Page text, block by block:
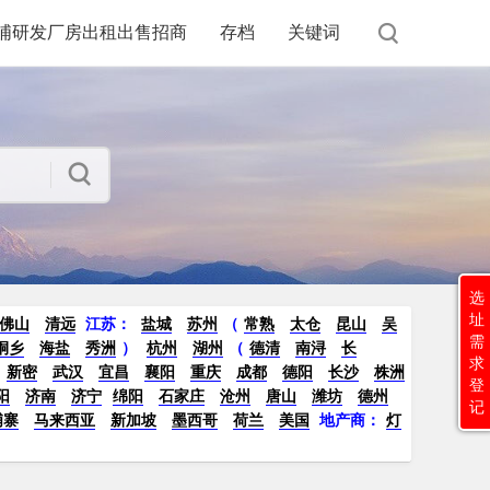
研发厂房出租出售招商 存档 关键词
佛山 清远 江苏 ： 盐城 苏州 （ 常熟 太仓 昆山
吴
乡
海盐 秀洲 ） 杭州 湖州 （ 德清 南浔
长
新密
武汉 宜昌 襄阳 重庆 成都 德阳 长沙
株洲
济南 济宁 绵阳 石家庄 沧州 唐山 潍坊
德州
寨
马来西亚 新加坡 墨西哥 荷兰 美国 地产商： 灯
选
址
需
求
登
记